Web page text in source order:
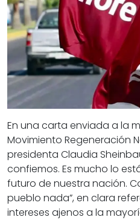
En una carta enviada a la
Movimiento Regeneración
presidenta Claudia
confiemos. Es mucho lo
futuro de nuestra nación.
pueblo nada”, en clara
intereses ajenos a la